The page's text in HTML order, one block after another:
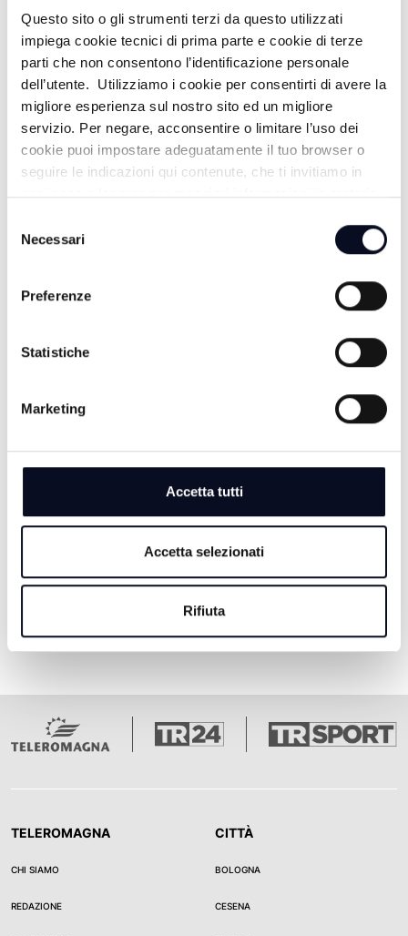
Questo sito o gli strumenti terzi da questo utilizzati
impiega cookie tecnici di prima parte e cookie di terze
parti che non consentono l’identificazione personale
dell’utente. Utilizziamo i cookie per consentirti di avere la
migliore esperienza sul nostro sito ed un migliore
servizio. Per negare, acconsentire o limitare l’uso dei
cookie puoi impostare adeguatamente il tuo browser o
seguire le indicazioni qui contenute, che ti invitiamo in
ogni caso a leggere per maggiori informazioni in materia
delNecessari
Preferenze
Statistiche
Marketing
Accetta tutti
Accetta selezionati
Rifiuta
IL VANGELO DELLA GIOIA -
05/07/2026
1 MESE FA
IL VANGELO DELLA GIOIA -
28/06/2026
1 MESE FA
IL VANGELO DELLA GIOIA - 14/06/2026
1 MESE FA
07/06/2026
TELEROMAGNA
CHI SIAMO
REDAZIONE
CITTÀ
BOLOGNA
CESENA